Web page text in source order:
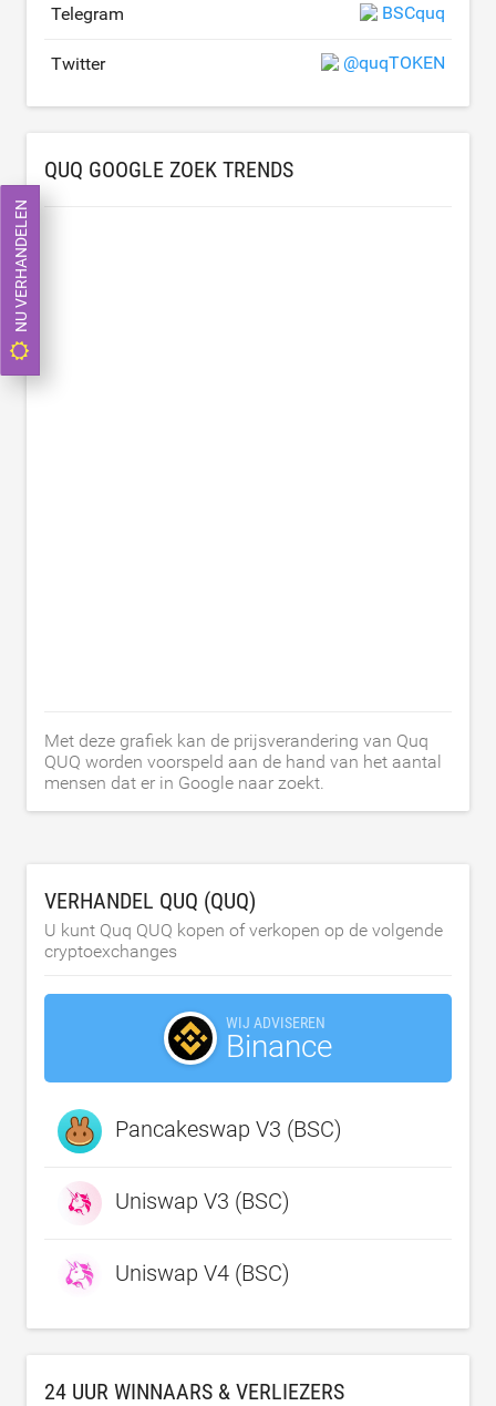
Telegram BSCquq
Twitter @quqTOKEN
QUQ GOOGLE ZOEK TRENDS
Met deze grafiek kan de prijsverandering van Quq
QUQ worden voorspeld aan de hand van het aantal
mensen dat er in Google naar zoekt.
VERHANDEL QUQ (QUQ)
U kunt Quq QUQ kopen of verkopen op de volgende
cryptoexchanges
WIJ ADVISEREN
Binance
Pancakeswap V3 (BSC)
Uniswap V3 (BSC)
Uniswap V4 (BSC)
24 UUR WINNAARS & VERLIEZERS
NU VERHANDELEN